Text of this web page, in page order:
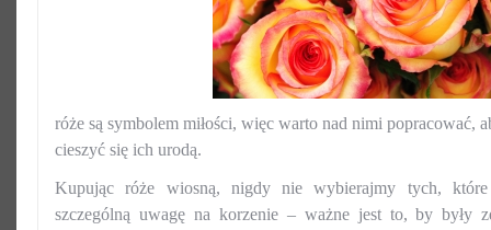
róże są symbolem miłości, więc warto nad nimi popracować,
cieszyć się ich urodą.
Kupując róże wiosną, nigdy nie wybierajmy tych,
szczególną uwagę na korzenie – ważne jest to, by były